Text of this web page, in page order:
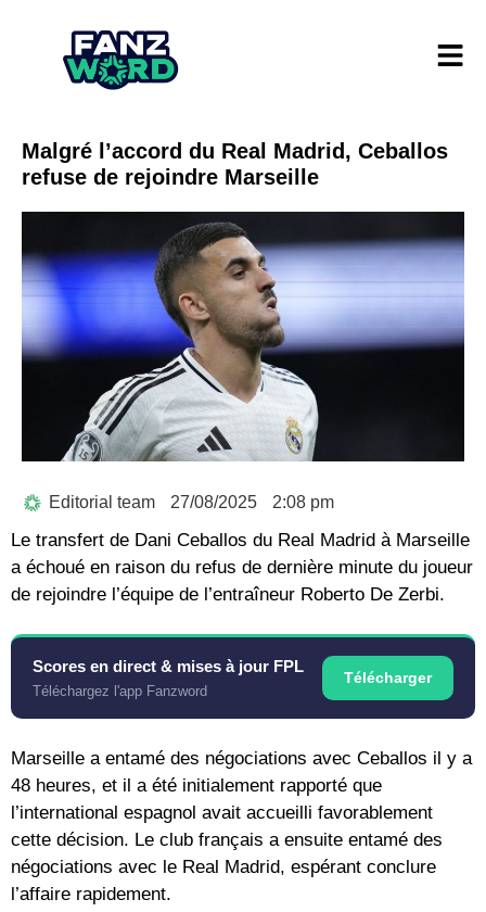
Malgré l’accord du Real Madrid, Ceballos
refuse de rejoindre Marseille
Editorial team 27/08/2025 2:08 pm
Le transfert de Dani Ceballos du Real Madrid à Marseille
a échoué en raison du refus de dernière minute du joueur
de rejoindre l’équipe de l’entraîneur Roberto De Zerbi.
Scores en direct & mises à jour FPL
Téléchargez l'app Fanzword
Télécharger
Marseille a entamé des négociations avec Ceballos il y a
48 heures, et il a été initialement rapporté que
l’international espagnol avait accueilli favorablement
cette décision. Le club français a ensuite entamé des
négociations avec le Real Madrid, espérant conclure
l’affaire rapidement.